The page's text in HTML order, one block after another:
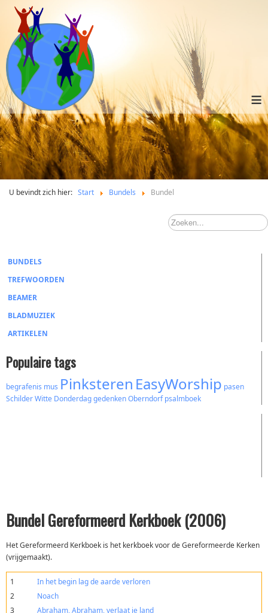
≡
U bevindt zich hier: Start Bundels Bundel
BUNDELS
TREFWOORDEN
BEAMER
BLADMUZIEK
ARTIKELEN
Populaire tags
begrafenis mus Pinksteren EasyWorship pasen
SchilderWitte DonderdaggedenkenOberndorf psalmboek
Bundel Gereformeerd Kerkboek (2006)
Het Gereformeerd Kerkboek is het kerkboek voor de Gereformeerde Kerken
(vrijgemaakt).
1
In het begin lag de aarde verloren
2
Noach
3
Abraham, Abraham, verlaat je land